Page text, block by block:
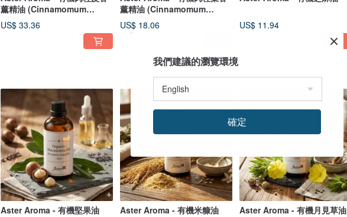
薰精油 (Cinnamomum
zeylanicum)
US$ 33.36
薰精油 (Cinnamomum
zeylanicum)
US$ 18.06 US$ 11.94
Aster Aroma - 有機堅果油 Aster Aroma - 有機米糠油 Aster Aroma - 有機月見草油
我們建議的瀏覽環境
確定